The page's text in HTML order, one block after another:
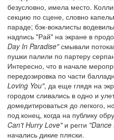
безусловно, имела место.
секцию по сцене, словно
параде; бэк-вокалисты
надпись "Рай" на экране в
Day In Paradise"смывали
пушки палили по партеру
Интересно, что в начале
передозировка по части
Loving You", да еще глядя на
городом сливались в одно и
домедитироваться до легкого,
под конец, когда на публику
Can't Hurry Love"и регги
начались дикие пляски.